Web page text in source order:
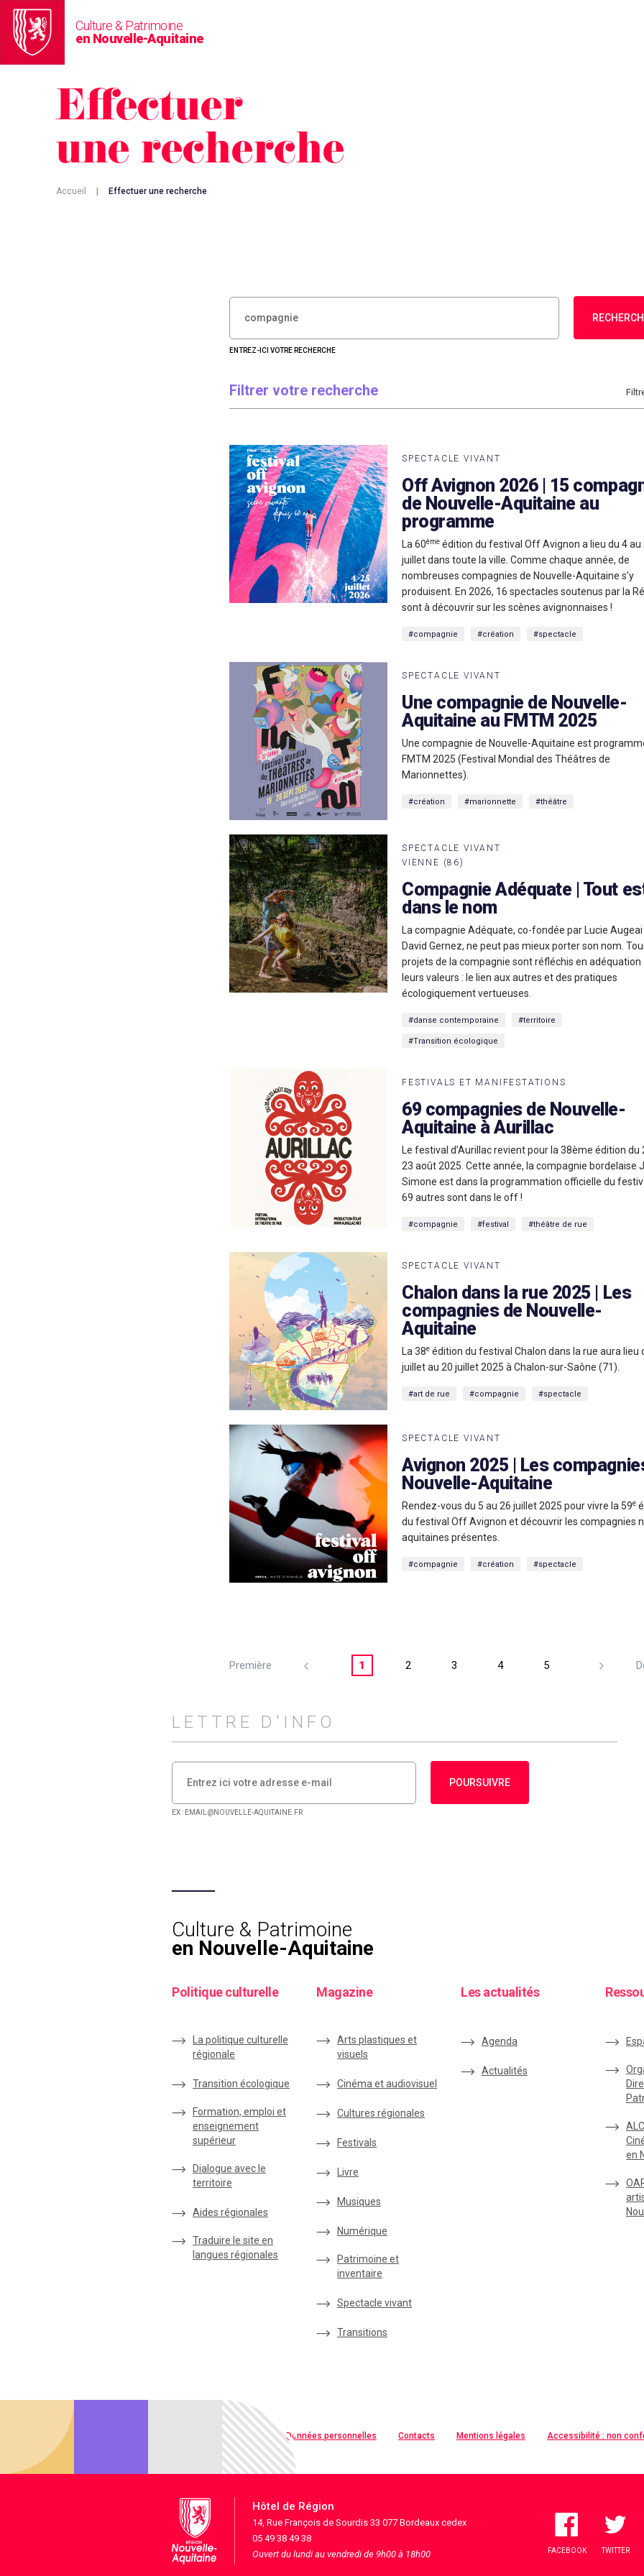
Culture & Patrimoine
en Nouvelle-Aquitaine
Effectuer
une recherche
Accueil Effectuer une recherche
RECHERCHER :
ENTREZ-ICI VOTRE RECHERCHE
Filtrer votre recherche
SPECTACLE VIVANT
Off Avignon 2026 | 15
de Nouvelle-Aquitaine au
programme
La 60ème édition du festival Off Avignon a lieu du 4 au
juillet dans toute la ville. Comme chaque année, de
nombreuses compagnies de Nouvelle-Aquitaine s’y
produisent. En 2026, 16 spectacles soutenus par la
sont à découvrir sur les scènes avignonnaises !
#compagnie #création #spectacle
SPECTACLE VIVANT
Une compagnie de Nouvelle-
Aquitaine au FMTM 2025
Une compagnie de Nouvelle-Aquitaine est
FMTM 2025 (Festival Mondial des Théâtres de
Marionnettes).
#création #marionnette #théâtre
SPECTACLE VIVANT
VIENNE (86)
Compagnie Adéquate | Tout
dans le nom
La compagnie Adéquate, co-fondée par Lucie
David Gernez, ne peut pas mieux porter son nom.
projets de la compagnie sont réfléchis en adéquation
leurs valeurs : le lien aux autres et des pratiques
écologiquement vertueuses.
#danse contemporaine #territoire
#Transition écologique
FESTIVALS ET MANIFESTATIONS
69 compagnies de Nouvelle-
Aquitaine à Aurillac
Le festival d’Aurillac revient pour la 38ème édition du
23 août 2025. Cette année, la compagnie bordelaise
Simone est dans la programmation officielle du
69 autres sont dans le off !
#compagnie #festival #théâtre de rue
SPECTACLE VIVANT
Chalon dans la rue 2025 | Les
compagnies de Nouvelle-
Aquitaine
La 38e édition du festival Chalon dans la rue aura lieu
juillet au 20 juillet 2025 à Chalon-sur-Saône (71).
#art de rue #compagnie #spectacle
SPECTACLE VIVANT
Avignon 2025 | Les
Nouvelle-Aquitaine
Rendez-vous du 5 au 26 juillet 2025 pour vivre la 59e
du festival Off Avignon et découvrir les compagnies
aquitaines présentes.
#compagnie #création #spectacle
Première 1 2 3 4 5
LETTRE D'INFO
POURSUIVRE
EX : EMAIL@NOUVELLE-AQUITAINE.FR
Culture & Patrimoine
en Nouvelle-Aquitaine
Politique culturelle
La politique culturelle
régionale
Transition écologique
Formation, emploi et
enseignement
supérieur
Dialogue avec le
territoire
Aides régionales
Traduire le site en
langues régionales
Magazine
Arts plastiques et
visuels
Cinéma et audiovisuel
Cultures régionales
Festivals
Livre
Musiques
Numérique
Patrimoine et
inventaire
Spectacle vivant
Transitions
Les actualités
Agenda
Actualités
en
Qualité web Données personnelles Contacts Mentions légales Accessibilité : non
Hôtel de Région
14, Rue François de Sourdis 33 077 Bordeaux cedex
05 49 38 49 38
Ouvert du lundi au vendredi de 9h00 à 18h00
FACEBOOK TWITTER